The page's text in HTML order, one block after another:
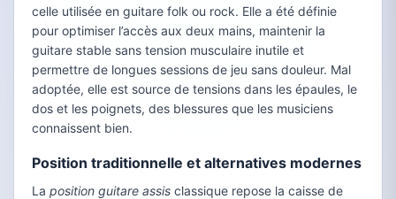
celle utilisée en guitare folk ou rock. Elle a été définie
pour optimiser l’accès aux deux mains, maintenir la
guitare stable sans tension musculaire inutile et
permettre de longues sessions de jeu sans douleur. Mal
adoptée, elle est source de tensions dans les épaules, le
dos et les poignets, des blessures que les musiciens
connaissent bien.
Position traditionnelle et alternatives modernes
La position guitare assis classique repose la caisse de